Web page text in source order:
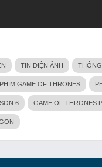
TIN ĐIỆN ẢNH
PHIM GAME OF THRONES
6 GAME OF THRONES